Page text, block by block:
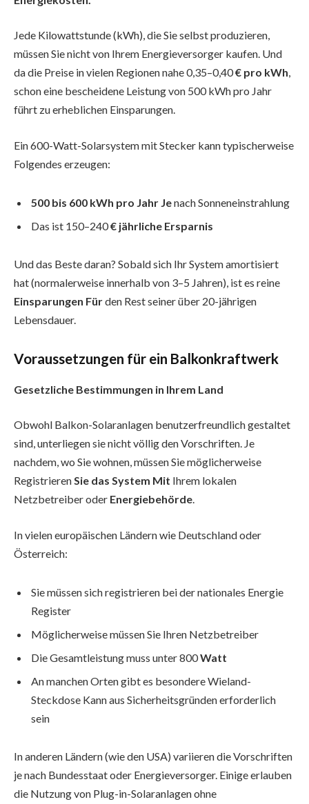
Jede Kilowattstunde (kWh), die Sie selbst produzieren,
müssen Sie nicht von Ihrem Energieversorger kaufen. Und
da die Preise in vielen Regionen nahe 0,35–0,40€ pro kWh,
schon eine bescheidene Leistung von 500 kWh pro Jahr
führt zu erheblichen Einsparungen.
Ein 600-Watt-Solarsystem mit Stecker kann typischerweise
Folgendes erzeugen:
500 bis 600 kWh pro Jahr Jenach Sonneneinstrahlung
Das ist 150–240€ jährliche Ersparnis
Und das Beste daran? Sobald sich Ihr System amortisiert
hat (normalerweise innerhalb von 3–5 Jahren), ist es reine
Einsparungen Fürden Rest seiner über 20-jährigen
Lebensdauer.
Voraussetzungen für ein Balkonkraftwerk
Gesetzliche Bestimmungen in Ihrem Land
Obwohl Balkon-Solaranlagen benutzerfreundlich gestaltet
sind, unterliegen sie nicht völlig den Vorschriften. Je
nachdem, wo Sie wohnen, müssen Sie möglicherweise
RegistrierenSie das System Mit Ihrem lokalen
Netzbetreiber oder Energiebehörde.
In vielen europäischen Ländern wie Deutschland oder
Österreich:
Sie müssen sich registrieren bei der nationales Energie
Register
Möglicherweise müssen Sie Ihren Netzbetreiber
Die Gesamtleistung muss unter 800Watt
An manchen Orten gibt es besondere Wieland-
Steckdose Kann aus Sicherheitsgründen erforderlich
sein
In anderen Ländern (wie den USA) variieren die Vorschriften
je nach Bundesstaat oder Energieversorger. Einige erlauben
die Nutzung von Plug-in-Solaranlagen ohne